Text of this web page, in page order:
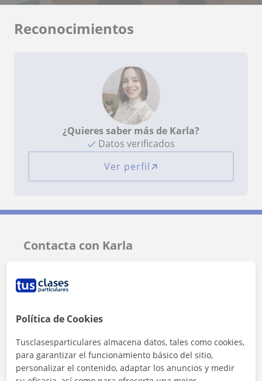
Reconocimientos
¿Quieres saber más de Karla?
Datos verificados
Ver perfil
Contacta con Karla
Tarifa
Política de Cookies
Tusclasesparticulares almacena datos, tales como cookies,
para garantizar el funcionamiento básico del sitio,
personalizar el contenido, adaptar los anuncios y medir